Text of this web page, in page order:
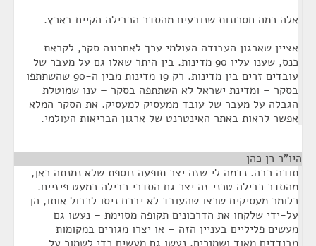
אלה כמה חסרונות שנובעים מהסדר הכבילה הקיים בארץ.
אציין שארגון העבודה העולמי ערך לאחרונה סקר, לקראת
כנס, שענו עליו 90 מדינות. בין היתר שאלו גם על מעבר של
עובדים זרים בין מדינות. רק 19 מדינות מבין ה-90 שהשתתפו
בסקר – ומדינת ישראל לא השתתפה בסקר – ענו שמוטלת
הגבלה על מעבר של עובד ממעסיק למעסיק. את הסקר המלא
אפשר לראות באתר האינטרנט של ארגון הבריאות העולמי.
היו"ר רן כהן
תודה רבה. נדמה לי שזה יצר תופעה נוספת שלא נמנתה כאן,
מהסדר כבילה טכני זה יצר גם הסדרי כבילה כמעט פיזיים.
כלומר מעסיקים שרצו שהעובד לא יברח ניסו לכבול אותו, הן
על-ידי שלקחו את הדרכונים תקופה מסוימת – נעשו גם
מעשים פליליים בעניין הזה – או יצרו מגורים במקומות